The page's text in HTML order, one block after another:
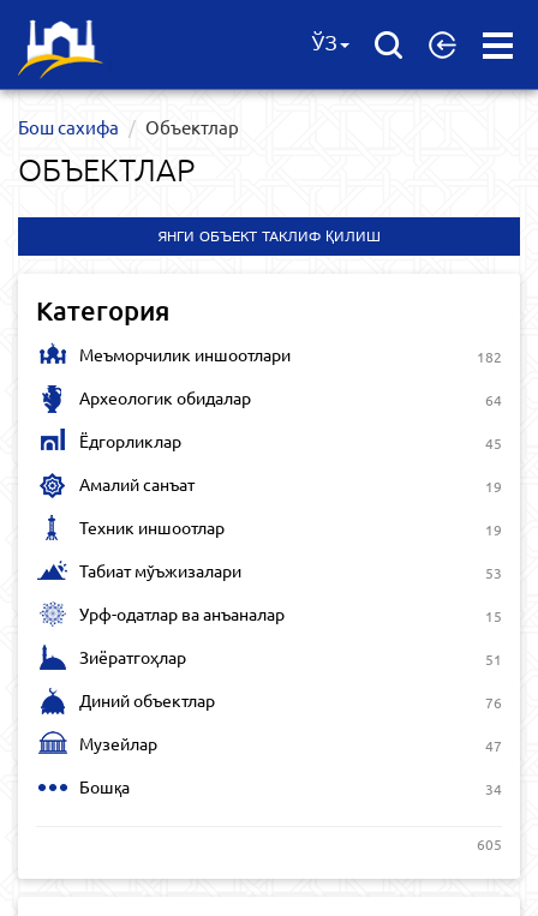
Open
ЎЗ
Бош сахифа Объектлар
ОБЪЕКТЛАР
ЯНГИ ОБЪЕКТ ТАКЛИФ ҚИЛИШ
Категория
Меъморчилик иншоотлари 182
Археологик обидалар 64
Ёдгорликлар 45
Амалий санъат 19
Техник иншоотлар 19
Табиат мўъжизалари 53
Урф-одатлар ва анъаналар 15
Зиёратгоҳлар 51
Диний объектлар 76
Музейлар 47
Бошқа 34
605